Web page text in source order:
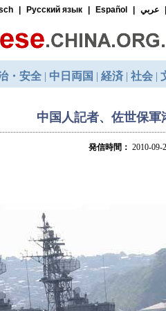
中国人記者、佐世保
発信時間： 2010-